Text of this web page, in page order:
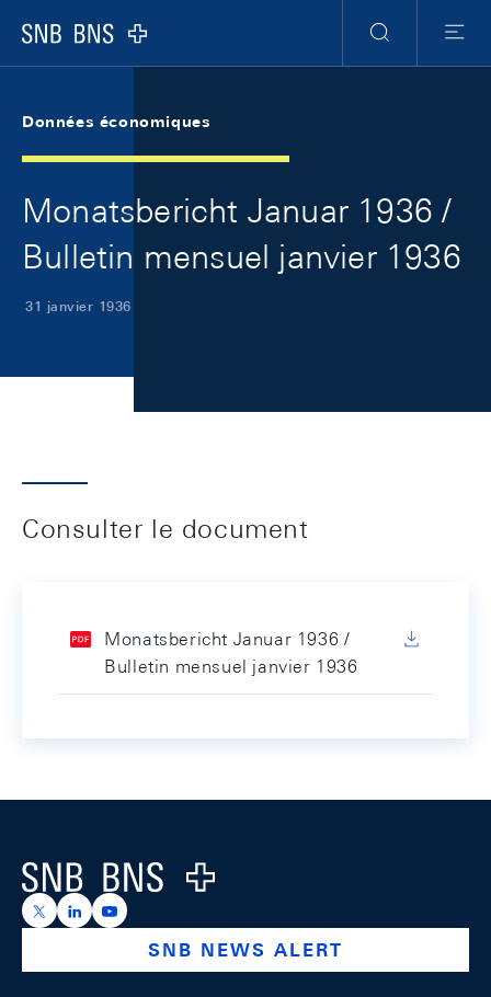
Logo
RechercheMenu
Données économiques
Monatsbericht Januar 1936 /
Bulletin mensuel janvier 1936
31 janvier 1936
Consulter le document
Monatsbericht Januar 1936 /
Bulletin mensuel janvier 1936
Logo
https://x.com/snb_bns
https://ch.linkedin.com/company/swiss-national-
https://www.youtube.com/@swissnationalbank
SNB NEWS ALERT